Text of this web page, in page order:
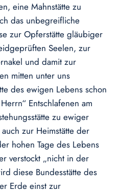
eine Mahnstätte zu
das unbegreifliche
zur Opferstätte gläubiger
Seelen, zur
und damit zur
mitten unter uns
des ewigen Lebens schon
Entschlafenen am
zu ewiger
zur Heimstätte der
hohen Tage des Lebens
verstockt „nicht in der
diese Bundesstätte des
Erde einst zur